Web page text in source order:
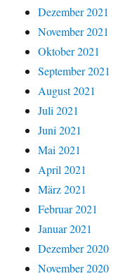
Dezember 2021
November 2021
Oktober 2021
September 2021
August 2021
Juli 2021
Juni 2021
Mai 2021
April 2021
März 2021
Februar 2021
Januar 2021
Dezember 2020
November 2020